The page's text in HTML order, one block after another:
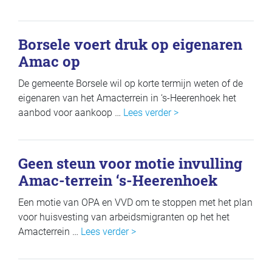
Borsele voert druk op eigenaren
Amac op
De gemeente Borsele wil op korte termijn weten of de
eigenaren van het Amacterrein in ‘s-Heerenhoek het
aanbod voor aankoop … Lees verder >
Geen steun voor motie invulling
Amac-terrein ‘s-Heerenhoek
Een motie van OPA en VVD om te stoppen met het plan
voor huisvesting van arbeidsmigranten op het het
Amacterrein … Lees verder >